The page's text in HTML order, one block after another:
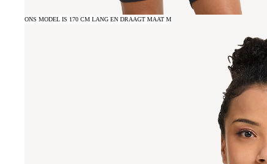
ONS MODEL IS 170 CM LANG EN DRAAGT MAAT M